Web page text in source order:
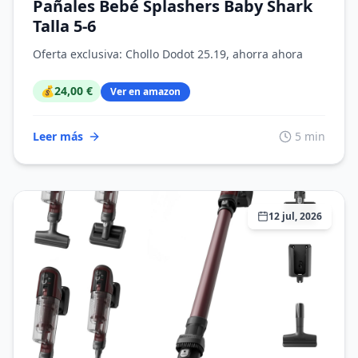
Pañales Bebé Splashers Baby Shark
Talla 5-6
Oferta exclusiva: Chollo Dodot 25.19, ahorra ahora
💰24,00 € Ver en amazon
Leer más 5 min
12 jul, 2026